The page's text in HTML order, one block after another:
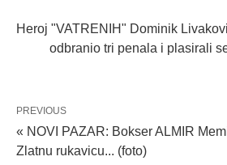
Heroj "VATRENIH" Dominik
odbranio tri penala i plasirali
PREVIOUS
« NOVI PAZAR: Bokser ALMIR
Zlatnu rukavicu... (foto)